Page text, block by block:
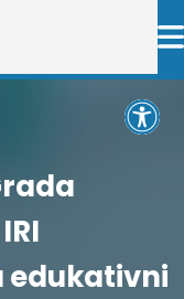
edukativni